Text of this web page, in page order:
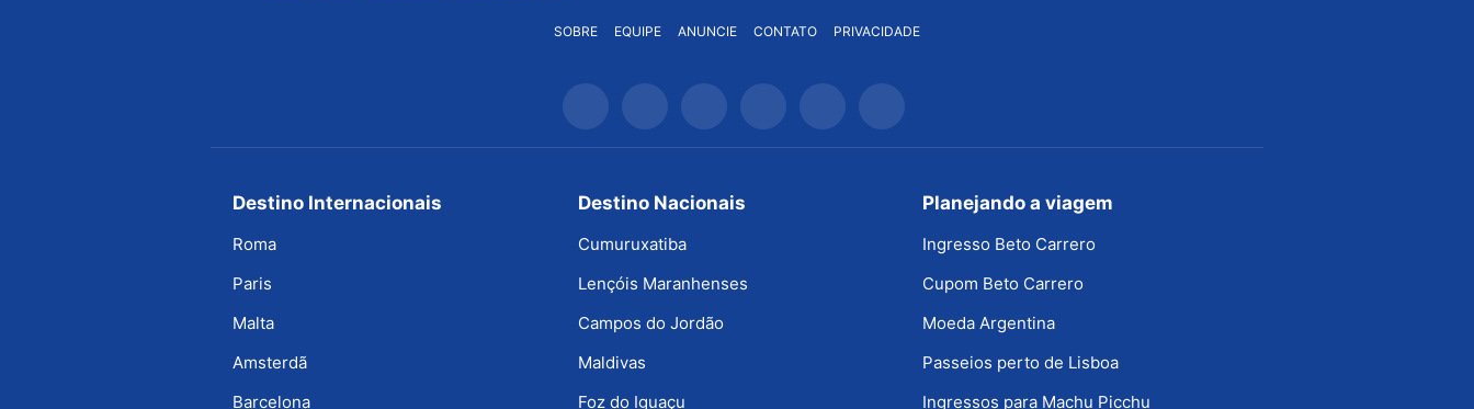
SOBRE EQUIPE ANUNCIE CONTATO PRIVACIDADE
Destino Internacionais
Roma
Paris
Malta
Amsterdã
Barcelona
Destino Nacionais
Cumuruxatiba
Lençóis Maranhenses
Campos do Jordão
Maldivas
Foz do Iguaçu
Planejando a viagem
Ingresso Beto Carrero
Cupom Beto Carrero
Moeda Argentina
Passeios perto de Lisboa
Ingressos para Machu Picchu